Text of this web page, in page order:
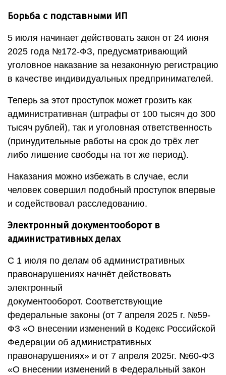
Борьба с подставными ИП
5 июля начинает действовать закон от 24 июня
2025 года №172-ФЗ, предусматривающий
уголовное наказание за незаконную регистрацию
в качестве индивидуальных предпринимателей.
Теперь за этот проступок может грозить как
административная (штрафы от 100 тысяч до 300
тысяч рублей), так и уголовная ответственность
(принудительные работы на срок до трёх лет
либо лишение свободы на тот же период).
Наказания можно избежать в случае, если
человек совершил подобный проступок впервые
и содействовал расследованию.
Электронный документооборотв
административных делах
С 1 июля по делам об административных
правонарушениях начнёт действовать
электронный
документооборот. Соответствующие
федеральные законы (от 7 апреля 2025 г. №59-
ФЗ «О внесении изменений в Кодекс Российской
Федерации об административных
правонарушениях» и от 7 апреля 2025г. №60-ФЗ
«О внесении изменений в Федеральный закон